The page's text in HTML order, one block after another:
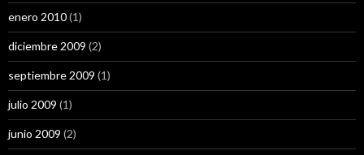
enero 2010(1)
diciembre 2009 (2)
septiembre 2009 (1)
julio 2009 (1)
junio 2009 (2)